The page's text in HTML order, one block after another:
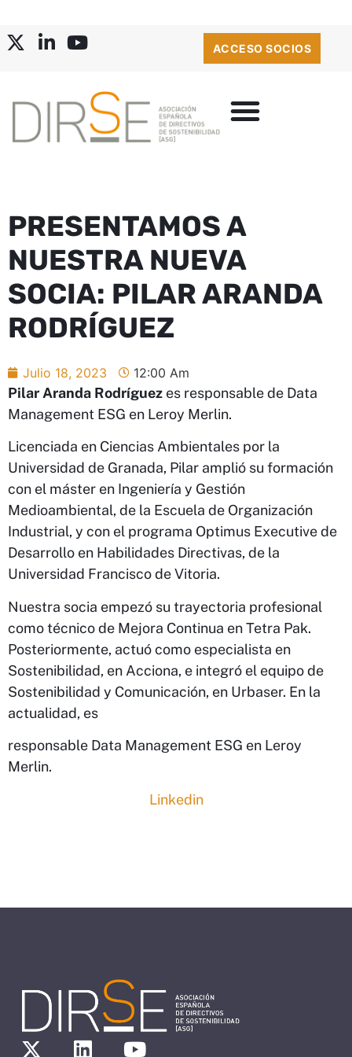
ACCESO SOCIOS
PRESENTAMOS A
NUESTRA NUEVA
SOCIA: PILAR ARANDA
RODRÍGUEZ
Julio 18, 2023 12:00 Am
Pilar Aranda Rodríguez es responsable de Data
Management ESG en Leroy Merlin.
Licenciada en Ciencias Ambientales por la
Universidad de Granada, Pilar amplió su formación
con el máster en Ingeniería y Gestión
Medioambiental, de la Escuela de Organización
Industrial, y con el programa Optimus Executive de
Desarrollo en Habilidades Directivas, de la
Universidad Francisco de Vitoria.
Nuestra socia empezó su trayectoria profesional
como técnico de Mejora Continua en Tetra Pak.
Posteriormente, actuó como especialista en
Sostenibilidad, en Acciona, e integró el equipo de
Sostenibilidad y Comunicación, en Urbaser. En la
actualidad, es
responsable Data Management ESG en Leroy
Merlin.
Linkedin